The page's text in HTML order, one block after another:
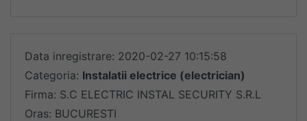
Data inregistrare: 2020-02-27 10:15:58
Categoria: Instalatii electrice (electrician)
Firma: S.C ELECTRIC INSTAL SECURITY S.R.L
Oras: BUCURESTI